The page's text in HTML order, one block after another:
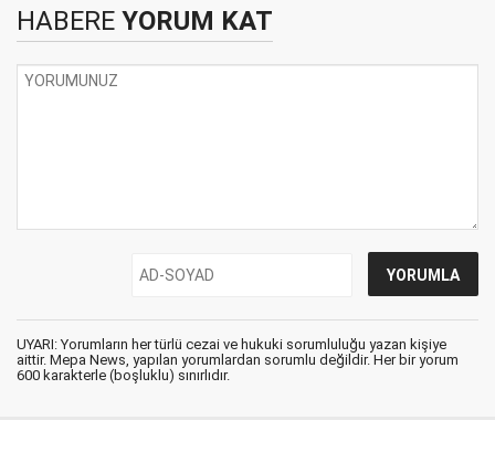
HABERE YORUM KAT
UYARI: Yorumların her türlü cezai ve hukuki sorumluluğu yazan kişiye
aittir. Mepa News, yapılan yorumlardan sorumlu değildir. Her bir yorum
600 karakterle (boşluklu) sınırlıdır.